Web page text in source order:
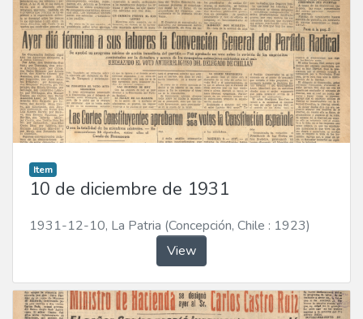
Item
10 de diciembre de 1931
1931-12-10, La Patria (Concepción, Chile : 1923)
View